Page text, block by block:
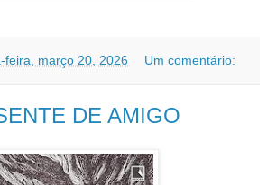
feira, março 20, 2026 Um comentário:
DE AMIGO